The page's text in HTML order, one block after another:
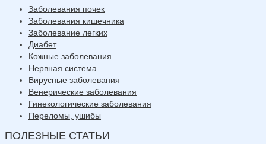
Заболевания почек
Заболевания кишечника
Заболевание легких
Диабет
Кожные заболевания
Нервная система
Вирусные заболевания
Венерические заболевания
Гинекологические заболевания
Переломы, ушибы
ПОЛЕЗНЫЕ СТАТЬИ